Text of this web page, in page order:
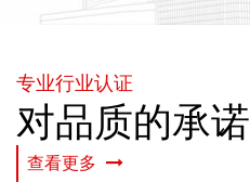
专业行业认证
对品质的承诺
查看更多